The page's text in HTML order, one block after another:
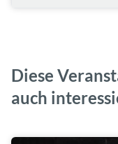
Diese
auch